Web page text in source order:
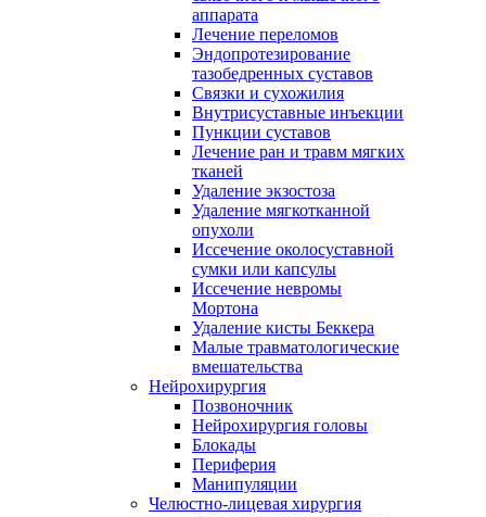
аппарата
Лечение переломов
Эндопротезирование
тазобедренных суставов
Связки и сухожилия
Внутрисуставные инъекции
Пункции суставов
Лечение ран и травм мягких
тканей
Удаление экзостоза
Удаление мягкотканной
опухоли
Иссечение околосуставной
сумки или капсулы
Иссечение невромы
Мортона
Удаление кисты Беккера
Малые травматологические
вмешательства
Нейрохирургия
Позвоночник
Нейрохирургия головы
Блокады
Периферия
Манипуляции
Челюстно-лицевая хирургия